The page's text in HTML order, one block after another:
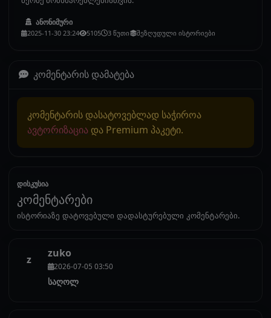
ანონიმური
2025-11-30 23:24 5105 3 წუთი შეზღუდული ისტორიები
კომენტარის დამატება
კომენტარის დასატოვებლად საჭიროა
ავტორიზაცია და Premium პაკეტი.
დისკუსია
კომენტარები
ისტორიაზე დატოვებული დადასტურებული კომენტარები.
z zuko
2026-07-05 03:50
საღოლ